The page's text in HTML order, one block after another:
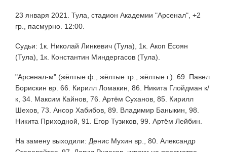
23 января 2021. Тула, стадион Академии "Арсенал", +2
гр., пасмурно. 12:00.
Судьи: 1к. Николай Линкевич (Тула), 1к. Акоп Есоян
(Тула), 1к. Константин Миндергасов (Тула).
"Арсенал-м" (жёлтые ф., жёлтые тр., жёлтые г.): 69. Павел
Борискин вр. 66. Кирилл Ломакин, 86. Никита Глойдман к/
к, 34. Максим Кайнов, 76. Артём Суханов, 85. Кирилл
Шехов, 73. Ансор Хабибов, 89. Владимир Баныкин, 98.
Никита Приходной, 91. Егор Тузиков, 99. Артём Лейбин.
На замену выходили: Денис Мухин вр., 80. Александр